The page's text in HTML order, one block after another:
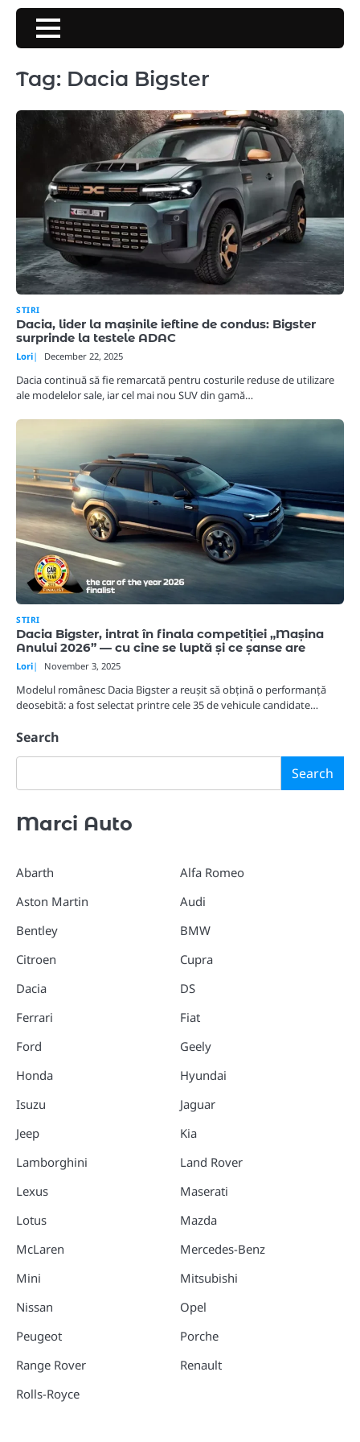
Skip
content
Tag: Dacia Bigster
STIRI
Dacia, lider la mașinile ieftine de condus: Bigster
surprinde la testele ADAC
Lori December 22, 2025
Dacia continuă să fie remarcată pentru costurile reduse de utilizare
ale modelelor sale, iar cel mai nou SUV din gamă…
STIRI
Dacia Bigster, intrat în finala competiției „Mașina
Anului 2026” — cu cine se luptă și ce șanse are
Lori November 3, 2025
Modelul românesc Dacia Bigster a reușit să obțină o performanță
deosebită: a fost selectat printre cele 35 de vehicule candidate…
Search
Search
Marci Auto
Abarth
Aston Martin
Bentley
Citroen
Dacia
Ferrari
Ford
Honda
Isuzu
Jeep
Lamborghini
Lexus
Lotus
McLaren
Mini
Nissan
Peugeot
Range Rover
Rolls-Royce
Alfa Romeo
Audi
BMW
Cupra
DS
Fiat
Geely
Hyundai
Jaguar
Kia
Land Rover
Maserati
Mazda
Mercedes-Benz
Mitsubishi
Opel
Porche
Renault